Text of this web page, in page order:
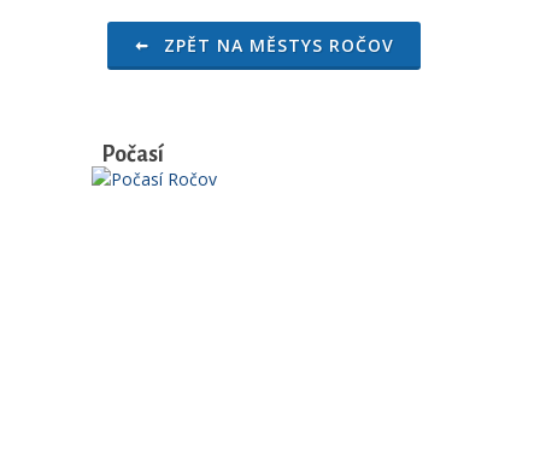
ZPĚT NA MĚSTYS ROČOV
Počasí